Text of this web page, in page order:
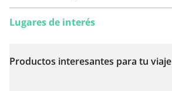
Ver en el mapa
Lugares de interés
Productos interesantes para tu viaje